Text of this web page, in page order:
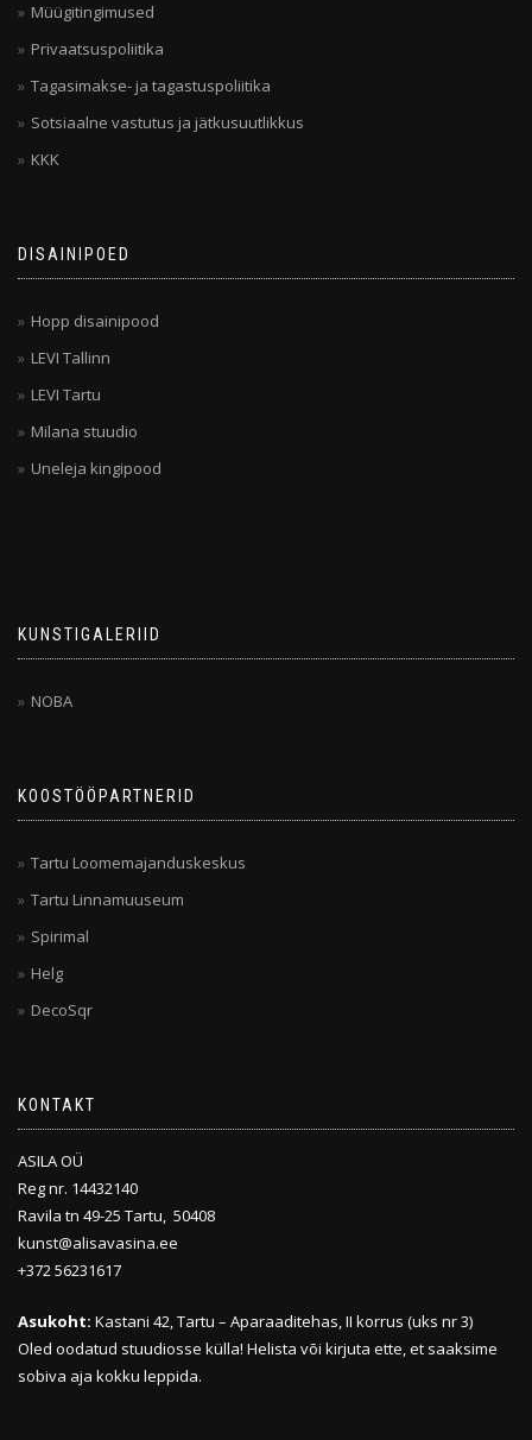
Müügitingimused
Privaatsuspoliitika
Tagasimakse- ja tagastuspoliitika
Sotsiaalne vastutus ja jätkusuutlikkus
KKK
DISAINIPOED
Hopp disainipood
LEVI Tallinn
LEVI Tartu
Milana stuudio
Uneleja kingipood
KUNSTIGALERIID
NOBA
KOOSTÖÖPARTNERID
Tartu Loomemajanduskeskus
Tartu Linnamuuseum
Spirimal
Helg
DecoSqr
KONTAKT
ASILA OÜ
Reg nr. 14432140
Ravila tn 49-25 Tartu, 50408
kunst@alisavasina.ee
+372 56231617
Asukoht: Kastani 42, Tartu – Aparaaditehas, II korrus (uks nr 3)
Oled oodatud stuudiosse külla! Helista või kirjuta ette, et saaksime
sobiva aja kokku leppida.